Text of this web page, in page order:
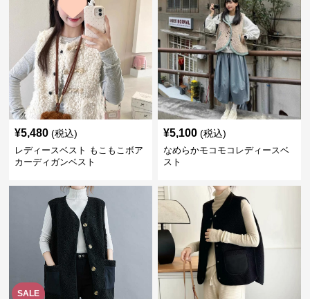
¥5,480 (税込)
レディースベスト もこもこボア
カーディガンベスト
¥5,100 (税込)
なめらかモコモコレディースベ
スト
SALE